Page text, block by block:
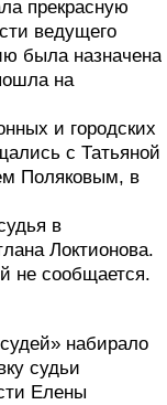
прекрасную
ведущего
была назначена
на
и городских
с Татьяной
Поляковым, в
в
Локтионова.
не сообщается.
набирало
судьи
Елены